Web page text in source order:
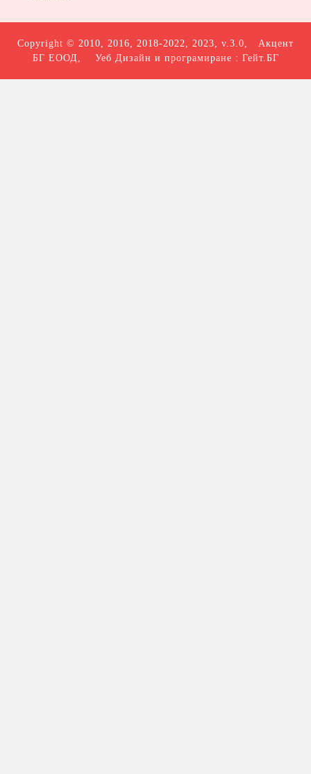
Copyright © 2010, 2016, 2018-2022, 2023, v.3.0, Акцент
БГ ЕООД , Уеб Дизайн и програмиране : Гейт.БГ